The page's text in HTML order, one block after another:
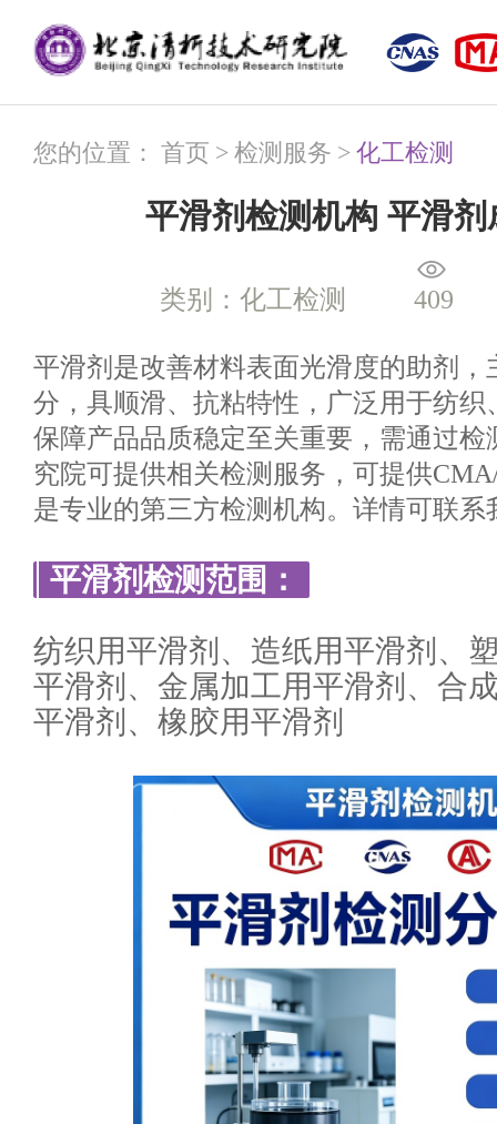
您的位置： 首页 > 检测服务 > 化工检测
平滑剂检测机构 平滑
类别：化工检测 409
平滑剂是改善材料表面光滑度的助剂
分，具顺滑、抗粘特性，广泛用于纺
保障产品品质稳定至关重要，需通过
究院可提供相关检测服务，可提供
是专业的第三方检测机构。详情可联系
平滑剂检测范围：
纺织用平滑剂、造纸用平滑剂、
平滑剂、金属加工用平滑剂、合
平滑剂、橡胶用平滑剂